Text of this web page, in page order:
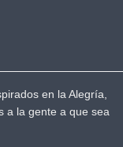
en la Alegría,
a la gente a que sea